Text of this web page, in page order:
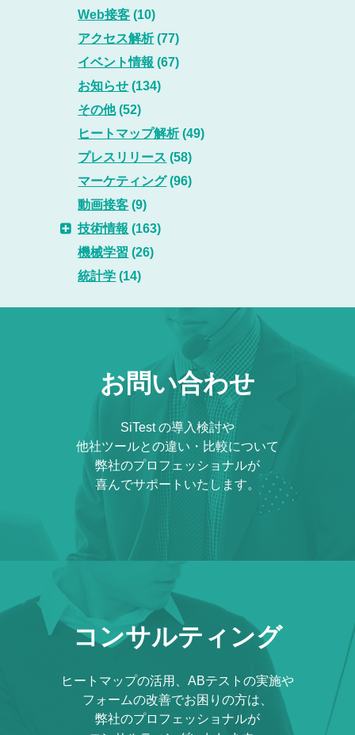
Web接客 (10)
アクセス解析(77)
イベント情報 (67)
お知らせ (134)
その他(52)
ヒートマップ解析(49)
プレスリリース (58)
マーケティング(96)
動画接客 (9)
技術情報 (163)
機械学習 (26)
統計学 (14)
お問い合わせ
SiTest の導入検討や
他社ツールとの違い・比較について
弊社のプロフェッショナルが
喜んでサポートいたします。
コンサルティング
ヒートマップの活用、ABテストの実施や
フォームの改善でお困りの方は、
弊社のプロフェッショナルが